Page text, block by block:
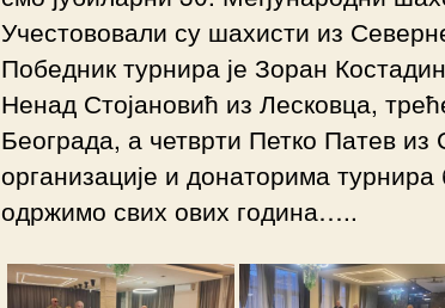
Учестововали су шахисти из
Победник турнира је Зоран
Ненад Стојановић из Лесковца,
Београда, а четврти Петко Патев
организације и донаторима
одржимо свих ових година…..